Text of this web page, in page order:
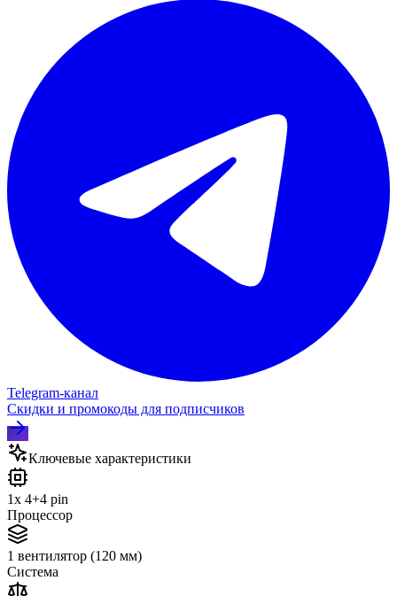
Telegram‑канал
Скидки и промокоды для подписчиков
Ключевые характеристики
1x 4+4 pin
Процессор
1 вентилятор (120 мм)
Система